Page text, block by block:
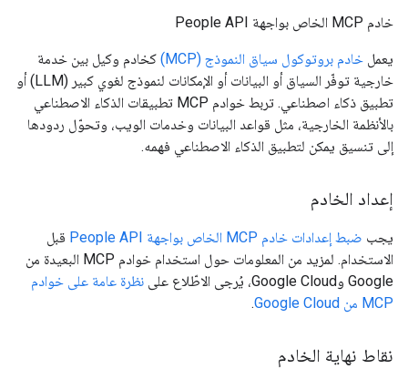
خادم MCP الخاص بواجهة People API
يعمل خادم بروتوكول سياق النموذج (MCP)
كخادم وكيل بين خدمة
خارجية توفّر السياق أو البيانات أو الإمكانات لنموذج لغوي كبير (LLM) أو
تطبيق ذكاء اصطناعي. تربط خوادم MCP تطبيقات الذكاء الاصطناعي
بالأنظمة الخارجية، مثل قواعد البيانات وخدمات الويب، وتحوّل ردودها
إلى تنسيق يمكن لتطبيق الذكاء الاصطناعي فهمه.
إعداد الخادم
يجب ضبط إعدادات خادم MCP الخاص بواجهة People API
قبل
الاستخدام. لمزيد من المعلومات حول استخدام خوادم MCP البعيدة من
Google وGoogle Cloud، يُرجى الاطّلاع على
نظرة عامة على خوادم
MCP من Google Cloud
.
نقاط نهاية الخادم